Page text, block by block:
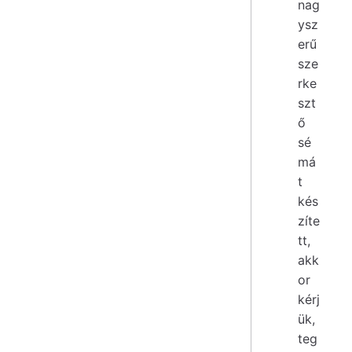
nag
ysz
erű
sze
rke
szt
ő
sé
má
t
kés
zíte
tt,
akk
or
kérj
ük,
teg